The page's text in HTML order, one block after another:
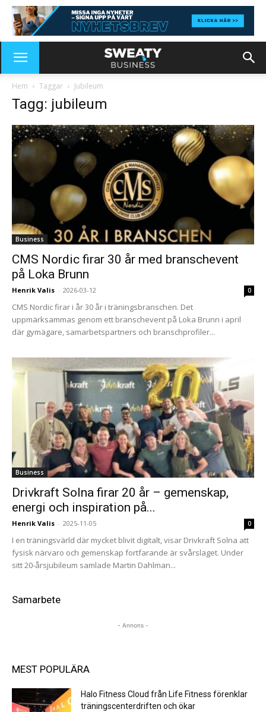
Hem Taggar Jubileum
Tagg: jubileum
Business
CMS Nordic firar 30 år med branschevent
på Loka Brunn
Henrik Valis - 2026-03-12 0
CMS Nordic firar i år 30 år i träningsbranschen. Det
uppmärksammas genom ett branschevent på Loka Brunn i april
där gymägare, samarbetspartners och branschprofiler...
Business
Drivkraft Solna firar 20 år – gemenskap,
energi och inspiration på...
Henrik Valis - 2025-11-05 0
I en träningsvärld där mycket blivit digitalt, visar Drivkraft Solna att
fysisk närvaro och gemenskap fortfarande är svårslaget. Under
sitt 20-årsjubileum samlade Martin Dahlman...
Samarbete
- Annons -
MEST POPULÄRA
Halo Fitness Cloud från Life Fitness förenklar
träningscenterdriften och ökar